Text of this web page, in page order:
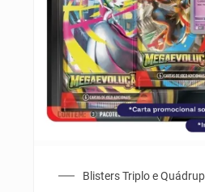
Blisters Triplo e